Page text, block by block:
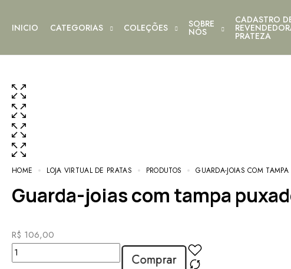
INICIO CATEGORIAS COLEÇÕES SOBRE
NÓS
CADASTRO
PRATEZA
HOME LOJA VIRTUAL DE PRATAS PRODUTOS GUARDA-JOIAS COM
Guarda-joias com tampa
R$ 106,00
Comprar